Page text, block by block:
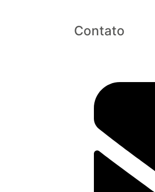
Contato